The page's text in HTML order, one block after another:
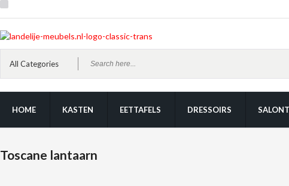
HOME KASTEN EETTAFELS DRESSOIRS
Toscane lantaarn